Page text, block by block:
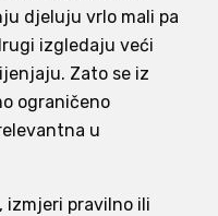
djeluju vrlo mali pa
izgledaju veći
Zato se iz
ograničeno
u
izmjeri pravilno ili